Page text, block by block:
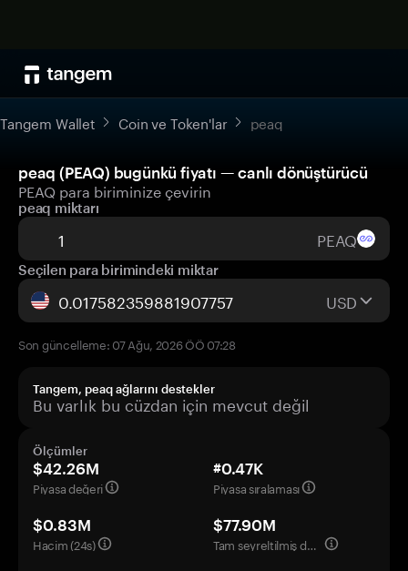
Tangem Wallet Coin ve Token'lar peaq
peaq (PEAQ) bugünkü fiyatı — canlı dönüştürücü
PEAQ para biriminize çevirin
peaq miktarı
PEAQ
Seçilen para birimindeki miktar
USD
Son güncelleme: 07 Ağu, 2026 ÖÖ 07:28
Tangem, peaq ağlarını destekler
Bu varlık bu cüzdan için mevcut değil
Ölçümler
$42.26M
Piyasa değeri
#0.47K
Piyasa sıralaması
$0.83M
Hacim (24s)
$77.90M
Tam seyreltilmiş değerleme